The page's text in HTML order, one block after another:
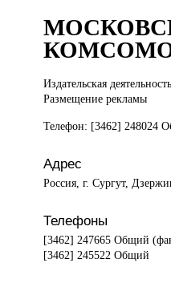
Издательская деятельность
Размещение рекламы
Телефон: [3462] 248024
Адрес
Россия, г. Сургут,
Телефоны
[3462] 247665 Общий
[3462] 245522 Общий